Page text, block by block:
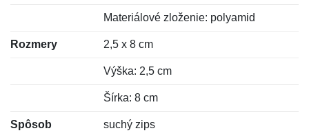
Materiálové zloženie: polyamid
Rozmery 2,5 x 8 cm
Výška: 2,5 cm
Šírka: 8 cm
Spôsob
suchý zips